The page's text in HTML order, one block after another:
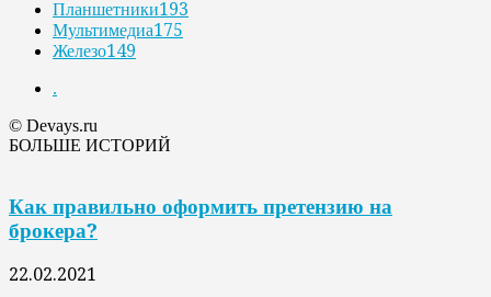
Планшетники193
Мультимедиа175
Железо149
.
© Devays.ru
БОЛЬШЕ ИСТОРИЙ
Как правильно оформить претензию на
брокера?
22.02.2021